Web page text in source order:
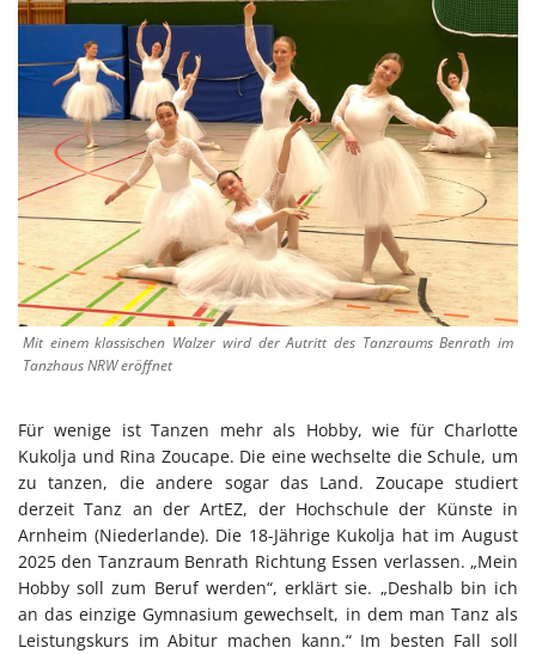
Mit einem klassischen Walzer wird der Autritt des Tanzraums Benrath im
Tanzhaus NRW eröffnet
Für wenige ist Tanzen mehr als Hobby, wie für Charlotte
Kukolja und Rina Zoucape. Die eine wechselte die Schule, um
zu tanzen, die andere sogar das Land. Zoucape studiert
derzeit Tanz an der ArtEZ, der Hochschule der Künste in
Arnheim (Niederlande). Die 18-Jährige Kukolja hat im August
2025 den Tanzraum Benrath Richtung Essen verlassen. „Mein
Hobby soll zum Beruf werden“, erklärt sie. „Deshalb bin ich
an das einzige Gymnasium gewechselt, in dem man Tanz als
Leistungskurs im Abitur machen kann.“ Im besten Fall soll